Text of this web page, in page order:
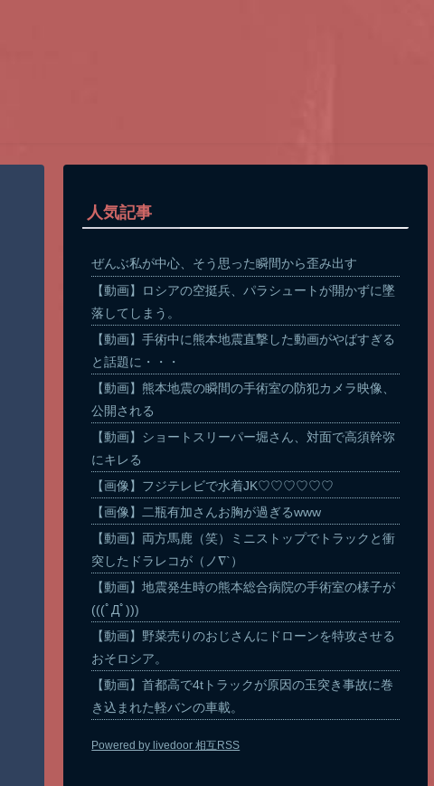
人気記事
ぜんぶ私が中心、そう思った瞬間から歪み出す
【動画】ロシアの空挺兵、パラシュートが開かずに墜
落してしまう。
【動画】手術中に熊本地震直撃した動画がやばすぎる
と話題に・・・
【動画】熊本地震の瞬間の手術室の防犯カメラ映像、
公開される
【動画】ショートスリーパー堀さん、対面で高須幹弥
にキレる
【画像】フジテレビで水着JK♡♡♡♡♡♡
【画像】二瓶有加さんお胸が過ぎるwww
【動画】両方馬鹿（笑）ミニストップでトラックと衝
突したドラレコが（ノ∇`）
【動画】地震発生時の熊本総合病院の手術室の様子が
(((ﾟДﾟ)))
【動画】野菜売りのおじさんにドローンを特攻させる
おそロシア。
【動画】首都高で4tトラックが原因の玉突き事故に巻
き込まれた軽バンの車載。
Powered by livedoor 相互RSS